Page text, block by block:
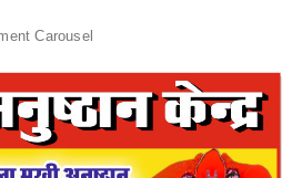
Carousel